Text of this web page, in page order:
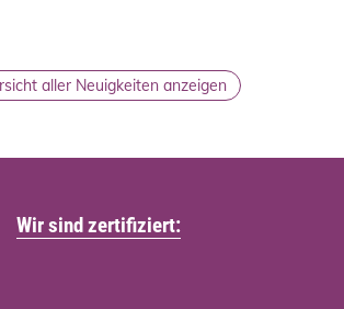
aller Neuigkeiten anzeigen
Wir sind zertifiziert: